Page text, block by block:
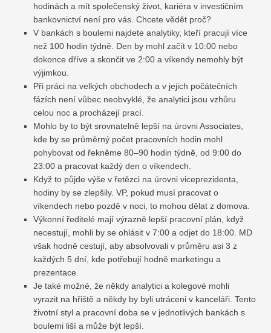
hodinách a mít společenský život, kariéra v investičním
bankovnictví není pro vás. Chcete vědět proč?
V bankách s boulemi najdete analytiky, kteří pracují více
než 100 hodin týdně. Den by mohl začít v 10:00 nebo
dokonce dříve a skončit ve 2:00 a víkendy nemohly být
výjimkou.
Při práci na velkých obchodech a v jejich počátečních
fázích není vůbec neobvyklé, že analytici jsou vzhůru
celou noc a procházejí prací.
Mohlo by to být srovnatelně lepší na úrovni Associates,
kde by se průměrný počet pracovních hodin mohl
pohybovat od řekněme 80–90 hodin týdně, od 9:00 do
23:00 a pracovat každý den o víkendech.
Když to půjde výše v řetězci na úrovni viceprezidenta,
hodiny by se zlepšily. VP, pokud musí pracovat o
víkendech nebo pozdě v noci, to mohou dělat z domova.
Výkonní ředitelé mají výrazně lepší pracovní plán, když
necestují, mohli by se ohlásit v 7:00 a odjet do 18:00. MD
však hodně cestují, aby absolvovali v průměru asi 3 z
každých 5 dní, kde potřebují hodně marketingu a
prezentace.
Je také možné, že někdy analytici a kolegové mohli
vyrazit na hřiště a někdy by byli utráceni v kanceláři. Tento
životní styl a pracovní doba se v jednotlivých bankách s
boulemi liší a může být lepší.